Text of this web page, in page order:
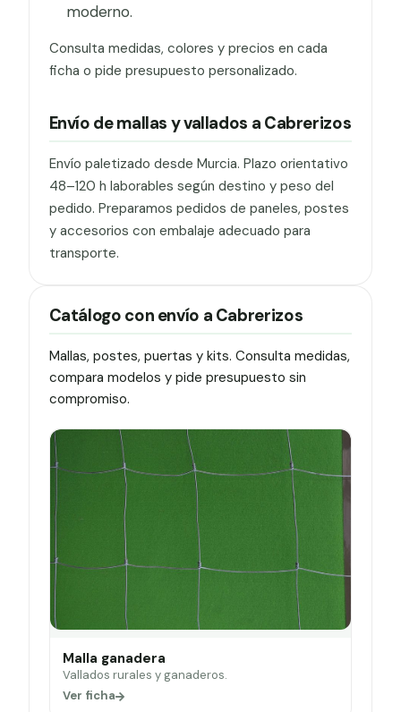
moderno.
Consulta medidas, colores y precios en cada
ficha o pide presupuesto personalizado.
Envío de mallas y vallados a Cabrerizos
Envío paletizado desde Murcia. Plazo orientativo
48–120 h laborables según destino y peso del
pedido. Preparamos pedidos de paneles, postes
y accesorios con embalaje adecuado para
transporte.
Catálogo con envío a Cabrerizos
Mallas, postes, puertas y kits. Consulta medidas,
compara modelos y pide presupuesto sin
compromiso.
Malla ganadera
Vallados rurales y ganaderos.
Ver ficha